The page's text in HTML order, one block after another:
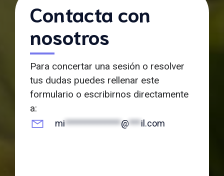
Contacta con
nosotros
Para concertar una sesión o resolver
tus dudas puedes rellenar este
formulario o escribirnos directamente
a:
mi**************@***il.com